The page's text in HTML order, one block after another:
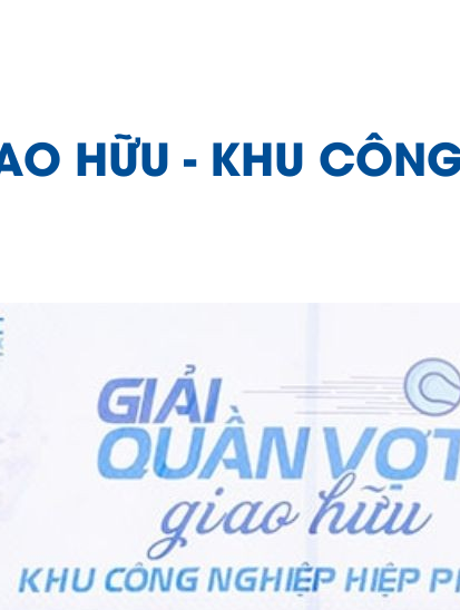
HỮU - KHU